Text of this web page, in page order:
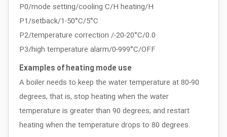
P0/mode setting/cooling C/H heating/H
P1/setback/1-50°C/5°C
P2/temperature correction /-20-20°C/0.0
P3/high temperature alarm/0-999°C/OFF
Examples of heating mode use
A boiler needs to keep the water temperature at 80-90
degrees, that is, stop heating when the water
temperature is greater than 90 degrees, and restart
heating when the temperature drops to 80 degrees.